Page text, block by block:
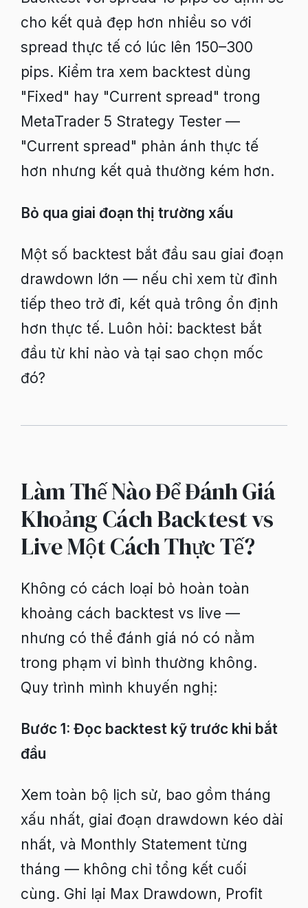
cho kết quả đẹp hơn nhiều so với
spread thực tế có lúc lên 150–300
pips. Kiểm tra xem backtest dùng
"Fixed" hay "Current spread" trong
MetaTrader 5 Strategy Tester —
"Current spread" phản ánh thực tế
hơn nhưng kết quả thường kém hơn.
Bỏ qua giai đoạn thị trường xấu
Một số backtest bắt đầu sau giai đoạn
drawdown lớn — nếu chỉ xem từ đỉnh
tiếp theo trở đi, kết quả trông ổn định
hơn thực tế. Luôn hỏi: backtest bắt
đầu từ khi nào và tại sao chọn mốc
đó?
Làm Thế Nào Để Đánh Giá
Khoảng Cách Backtest vs
Live Một Cách Thực Tế?
Không có cách loại bỏ hoàn toàn
khoảng cách backtest vs live —
nhưng có thể đánh giá nó có nằm
trong phạm vi bình thường không.
Quy trình mình khuyến nghị:
Bước 1: Đọc backtest kỹ trước khi bắt
đầu
Xem toàn bộ lịch sử, bao gồm tháng
xấu nhất, giai đoạn drawdown kéo dài
nhất, và Monthly Statement từng
tháng — không chỉ tổng kết cuối
cùng. Ghi lại Max Drawdown, Profit